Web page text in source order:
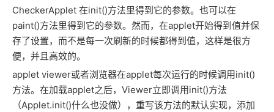
CheckerApplet 在init()方法里得到它的参数。也可以在
paint()方法里得到它的参数。然而，在applet开始得到值并保
存了设置，而不是每一次刷新的时候都得到值，这样是很方
便，并且高效的。
applet viewer或者浏览器在applet每次运行的时候调用init()
方法。在加载applet之后，Viewer立即调用init()方法
（Applet.init()什么也没做），重写该方法的默认实现，添加